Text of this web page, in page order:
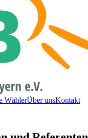
WählerÜber unsKontakt